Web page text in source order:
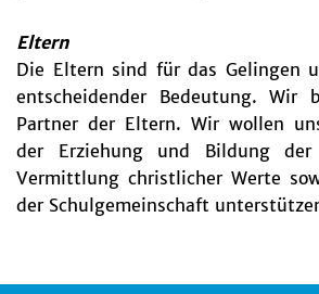
Eltern
Die Eltern sind für das Gelingen
entscheidender Bedeutung. Wir
Partner der Eltern. Wir wollen
der Erziehung und Bildung
Vermittlung christlicher Werte
der Schulgemeinschaft